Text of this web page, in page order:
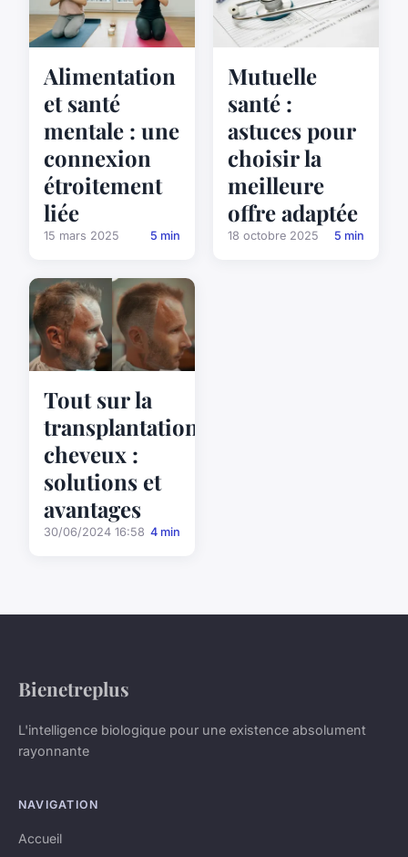
Alimentation
et santé
mentale : une
connexion
étroitement
liée
15 mars 2025 5 min
Mutuelle
santé :
astuces pour
choisir la
meilleure
offre adaptée
18 octobre 2025 5 min
Tout sur la
transplantation
cheveux :
solutions et
avantages
30/06/2024 16:58 4 min
Bienetreplus
L'intelligence biologique pour une existence absolument
rayonnante
NAVIGATION
Accueil